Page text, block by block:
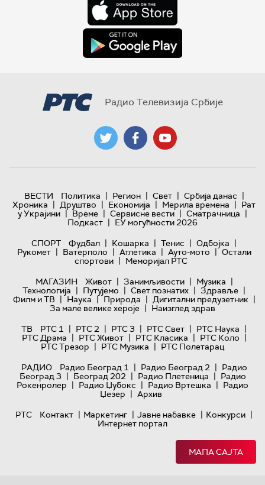
Радио Телевизија Србије
ВЕСТИ Политика | Регион | Свет | Србија данас |
Хроника | Друштво | Економија | Мерила времена | Рат
у Украјини | Време | Сервисне вести | Сматрачница |
Подкаст | ЕУ могућности 2026
СПОРТ
Фудбал | Кошарка | Тенис | Одбојка |
Рукомет | Ватерполо | Атлетика | Ауто-мото | Остали
спортови | Меморијал РТС
МАГАЗИН
Живот | Занимљивости | Музика |
Технологијa | Путујемо | Свет познатих | Здравље |
Филм и ТВ | Наука | Природа | Дигитални предузетник |
За мале велике хероје | Наизглед здрав
ТВ
РТС 1 | РТС 2 | РТС 3 | РТС Свет | РТС Наука |
РТС Драма | РТС Живот | РТС Класика | РТС Коло |
РТС Трезор | РТС Музика | РТС Полетарац
РАДИО
Радио Београд 1 | Радио Београд 2 | Радио
Београд 3 | Београд 202 | Радио Плетеница | Радио
Рокенролер | Радио Џубокс | Радио Вртешка | Радио
Џезер | Архив
РТС
Контакт | Маркетинг | Јавне набавке | Конкурси |
Интернет портал
МАПА САЈТА